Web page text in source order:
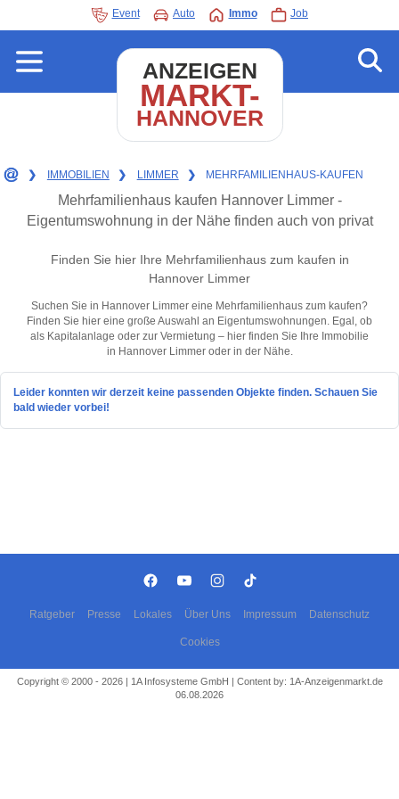
Event Auto Immo Job
ANZEIGEN
MARKT-
HANNOVER
❯ IMMOBILIEN ❯ LIMMER ❯ MEHRFAMILIENHAUS-KAUFEN
Mehrfamilienhaus kaufen Hannover Limmer -
Eigentumswohnung in der Nähe finden auch von privat
Finden Sie hier Ihre Mehrfamilienhaus zum kaufen in
Hannover Limmer
Suchen Sie in Hannover Limmer eine Mehrfamilienhaus zum kaufen?
Finden Sie hier eine große Auswahl an Eigentumswohnungen. Egal, ob
als Kapitalanlage oder zur Vermietung – hier finden Sie Ihre Immobilie
in Hannover Limmer oder in der Nähe.
Leider konnten wir derzeit keine passenden Objekte finden. Schauen Sie
bald wieder vorbei!
Ratgeber Presse Lokales Über Uns Impressum Datenschutz
Cookies
Copyright © 2000 - 2026 | 1A Infosysteme GmbH | Content by: 1A-Anzeigenmarkt.de
06.08.2026